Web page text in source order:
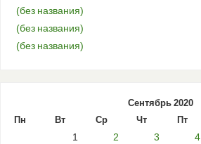
(без названия)
(без названия)
(без названия)
Сентябрь 2020
Пн
Вт Ср Чт Пт
1 2 3 4